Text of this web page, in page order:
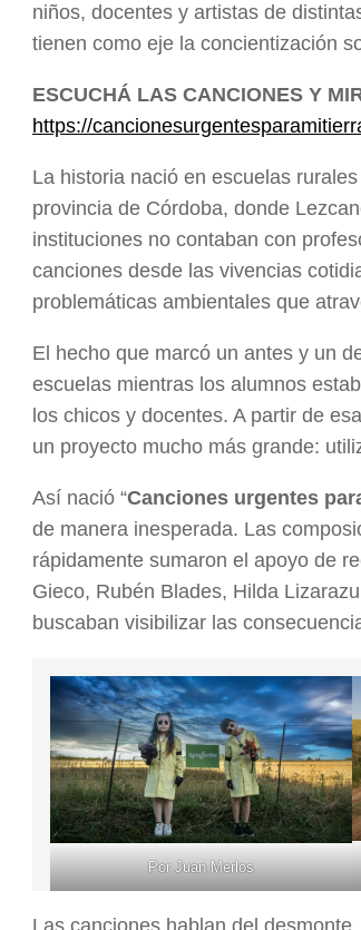
niños, docentes y artistas de
tienen como eje la concientización
ESCUCHÁ LAS CANCIONES Y
https://
La historia nació en escuelas
provincia de Córdoba, donde
instituciones no contaban con
canciones desde las vivencias
problemáticas ambientales que
El hecho que marcó un antes y un
escuelas mientras los alumnos
los chicos y docentes. A partir de
un proyecto mucho más grande:
Así nació “Canciones urgentes
de manera inesperada. Las
rápidamente sumaron el apoyo de
Gieco, Rubén Blades, Hilda
buscaban visibilizar las
Por Juan Merlos